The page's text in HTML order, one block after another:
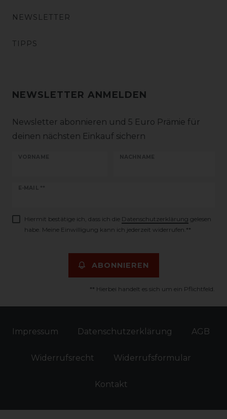
NEWSLETTER
TIPPS
NEWSLETTER ANMELDEN
Newsletter abonnieren und 5 Euro Prämie für
deinen nächsten Einkauf sichern
VORNAME NACHNAME
E-MAIL **
Newsletter
Hiermit bestätige ich, dass ich die Daten­schutz­erklärung gelesen
habe. Meine Einwilligung kann ich jederzeit widerrufen.**
ABONNIEREN
** Hierbei handelt es sich um ein Pflichtfeld.
Impressum Daten­schutz­erklärung AGB
Widerrufs­recht Widerrufs­formular
Kontakt